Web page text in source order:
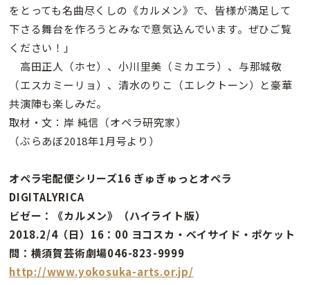
をとっても名曲尽くしの《カルメン》で、皆様が満足して
下さる舞台を作ろうとみなで意気込んでいます。ぜひご覧
ください！」
高田正人（ホセ）、小川里美（ミカエラ）、与那城敬
（エスカミーリョ）、清水のりこ（エレクトーン）と豪華
共演陣も楽しみだ。
取材・文：岸 純信（オペラ研究家）
（ぶらあぼ2018年1月号より）
オペラ宅配便シリーズ16 ぎゅぎゅっとオペラ
DIGITALYRICA
ビゼー：《カルメン》（ハイライト版）
2018.2/4（日）16：00 ヨコスカ・ベイサイド・ポケット
問：横須賀芸術劇場046-823-9999
http://www.yokosuka-arts.or.jp/